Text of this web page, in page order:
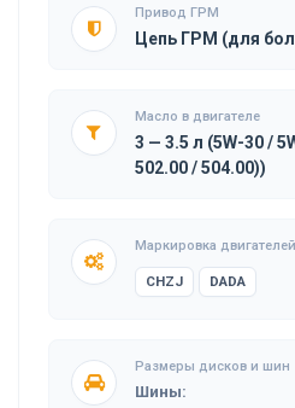
Привод ГРМ
Цепь ГРМ (для
Масло в двигателе
3 — 3.5 л (5W-30 /
502.00 / 504.00))
Маркировка двигателей
CHZJ DADA
Размеры дисков и шин
Шины: